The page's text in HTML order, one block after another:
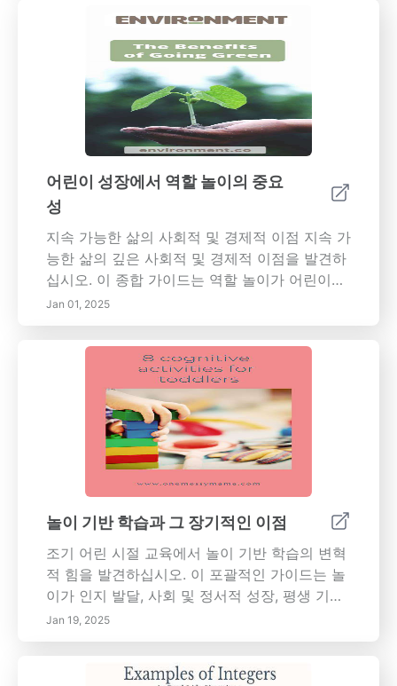
한 놀이에 집중할 수 있게 합니다. 부드러운 매트
와 쿠션을 추가하면 활발한 아이들에게 편안함
과 안전함을 제공할 수 있습니다. 다양한 놀이 영
역을 포함하는 것은 호기심을 자극할 수 있습니
다. 장난감과 활동을 주기적으로 교체하면 그들
의 관심을 지속시켜주어 놀이를 통해 배우고 성
장할 수 있는 역동적인 환경을 조성합니다. 2. 감
각 놀이 도입하기: 감각 놀이는 아이들이 놀이 활
동에 참여할 수 있는 훌륭한 방법입니다. 이로 인
해 그들은 다양한 질감, 냄새, 맛과 소리를 탐험
하고 상호작용할 수 있습니다. 쌀, 콩 또는 모래
로 가득 찬 감각 상자를 설정하고 아이들이 찾고
발견할 수 있도록 작은 장난감이나 다른 물체를
숨길 수 있습니다. 3. 역할 놀이 활동 활용하기:
역할 놀이는 아이들이 다양한 캐릭터를 탐험하
며 상상력과 창의력을 발휘할 수 있게 합니다. 의
사, 선생님 또는 슈퍼히어로인 척 하든, 역할 놀
이는 아이들이 주변 세계에서 다양한 역할을 이
해하는 데 도움을 줍니다. 4. 창의적 표현 장려하
기: 창의적 표현은 아이들에게 필수적입니다. 이
는 그들이 안전한 환경에서 감정과 생각을 탐색
할 수 있게 합니다. 예술, 음악 및 상상력이 풍부
한 놀이를 통해 아이들은 자신의 감정을 표현하
고 자아를 발전시킬 수 있습니다. 5. 음악과 움직
임 포함하기: 음악과 움직임은 창의적인 놀이의
필수 요소입니다. 노래를 부르고 춤추는 것은 신
체 활동을 촉진할 뿐만 아니라 어린 아이들의 리
듬감과 협동 능력을 향상시킵니다.
어린이 성장에서 역할 놀이의 중요
성
지속 가능한 삶의 사회적 및 경제적 이점 지속 가
능한 삶의 깊은 사회적 및 경제적 이점을 발견하
십시오. 이 종합 가이드는 역할 놀이가 어린이의
사회적 기술과 정서적 성장에 어떻게 기여하는
지를 탐구하며, 이를 지속 가능한 관행의 더 넓은
맥락과 연결합니다. 사회적 기술 향상 역할 놀이
가 어떻게 어린이의 의사소통, 협력 및 공감을 발
전시켜 강력한 관계와 정서적 지능의 기초를 마
련하는지 알아보십시오. 인지적 성장 역할 놀이
가 어떻게 상상력, 문제 해결 능력 및 평생 학습
을 위한 호기심을 촉진하는지에 대한 인지적 이
점을 탐색하십시오. 정서적 회복력 다양한 시나
리오를 상연함으로써 어린이가 자신의 감정을
표현하고 도전 과제를 극복하며 정서적 웰빙을
강화할 수 있도록 하는 방법을 이해하십시오. 지
속 가능성의 경제적 영향 지속 가능한 관행의 경
제적 이점에 대해 자세히 알아보십시오. 여기에
는 기업의 비용 절감 및 녹색 경제에서의 일자리
성장 등이 포함됩니다. 사회적 책임 지속 가능한
관행이 어떻게 지역 사회를 향상시키고, 사회적
평등을 촉진하며, 집단적 책임을 통해 소속감을
Jan 01, 2025
놀이 기반 학습과 그 장기적인 이점
조기 어린 시절 교육에서 놀이 기반 학습의 변혁
적 힘을 발견하십시오. 이 포괄적인 가이드는 놀
이가 인지 발달, 사회 및 정서적 성장, 평생 기술
습득을 위한 중요한 도구로 어떻게 작용하는지
를 탐구합니다. 참여적인 학습 경험을 촉진하는
들의 호기심, 창의성, 문제 해결 능력을 기르는
Jan 19, 2025